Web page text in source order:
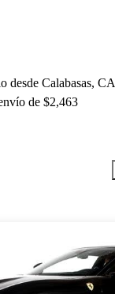
desde Calabasas, CA
de $2,463